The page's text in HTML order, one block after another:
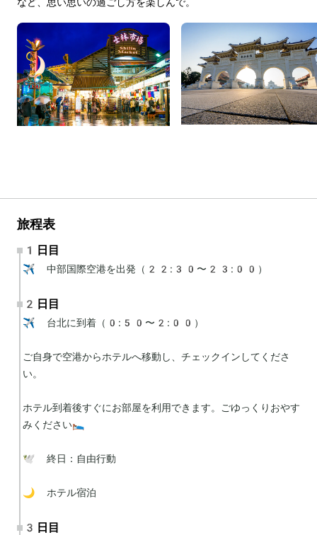
旅程表
1日目
✈️ 中部国際空港を出発（22:30〜23:00）
2日目
✈️ 台北に到着（0:50〜2:00）
ご自身で空港からホテルへ移動し、チェックインしてくださ
い。
ホテル到着後すぐにお部屋を利用できます。ごゆっくりおやす
みください🛌
🕊 終日：自由行動
🌙 ホテル宿泊
3日目